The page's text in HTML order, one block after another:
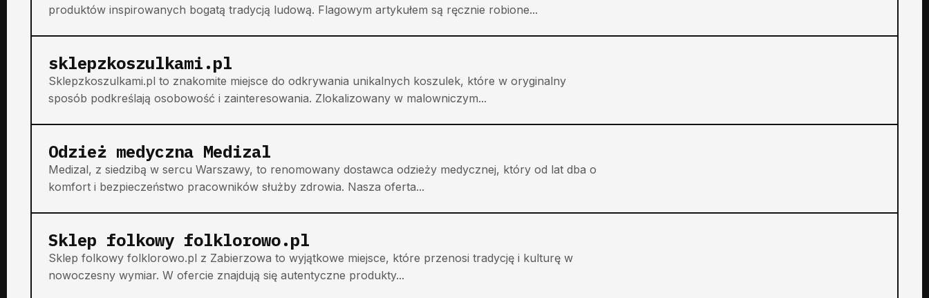
produktów inspirowanych bogatą tradycją ludową. Flagowym artykułem są ręcznie robione...
sklepzkoszulkami.pl
Sklepzkoszulkami.pl to znakomite miejsce do odkrywania unikalnych koszulek, które w oryginalny
sposób podkreślają osobowość i zainteresowania. Zlokalizowany w malowniczym...
Odzież medyczna Medizal
Medizal, z siedzibą w sercu Warszawy, to renomowany dostawca odzieży medycznej, który od lat dba o
komfort i bezpieczeństwo pracowników służby zdrowia. Nasza oferta...
Sklep folkowy folklorowo.pl
Sklep folkowy folklorowo.pl z Zabierzowa to wyjątkowe miejsce, które przenosi tradycję i kulturę w
nowoczesny wymiar. W ofercie znajdują się autentyczne produkty...